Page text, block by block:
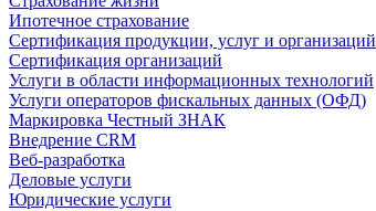
Ипотечное страхование
Сертификация продукции, услуг и организаций
Сертификация организаций
Услуги в области информационных технологий
Услуги операторов фискальных данных (ОФД)
Маркировка Честный ЗНАК
Внедрение CRM
Веб-разработка
Деловые услуги
Юридические услуги